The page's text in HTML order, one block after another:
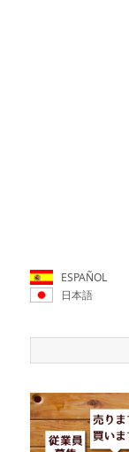
ESPAÑOL
日本語